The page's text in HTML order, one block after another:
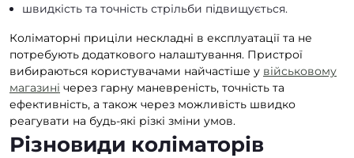
швидкість та точність стрільби підвищується.
Коліматорні приціли нескладні в експлуатації та не
потребують додаткового налаштування. Пристрої
вибираються користувачами найчастіше у військовому
магазині через гарну маневреність, точність та
ефективність, а також через можливість швидко
реагувати на будь-які різкі зміни умов.
Різновиди коліматорів